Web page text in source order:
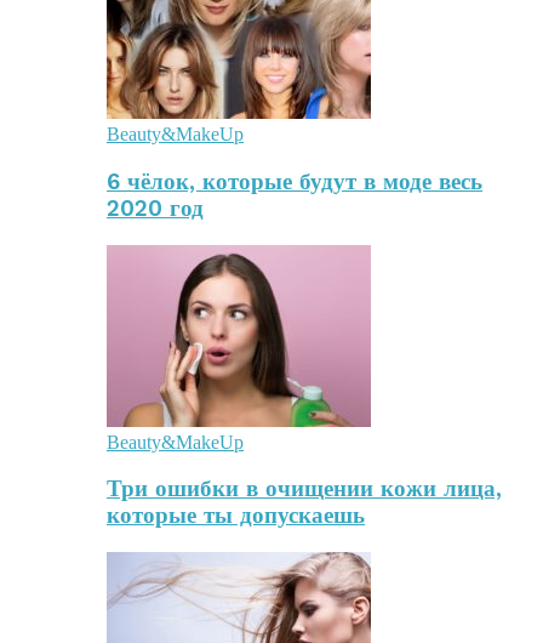
Beauty&MakeUp
6 чёлок, которые будут в моде весь
2020 год
Beauty&MakeUp
Три ошибки в очищении кожи лица,
которые ты допускаешь